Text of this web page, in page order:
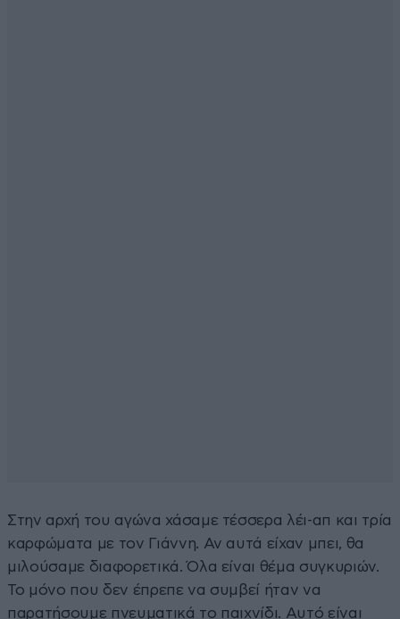
Στην αρχή του αγώνα χάσαμε τέσσερα λέι-απ και τρία
καρφώματα με τον Γιάννη. Αν αυτά είχαν μπει, θα
μιλούσαμε διαφορετικά. Όλα είναι θέμα συγκυριών.
Το μόνο που δεν έπρεπε να συμβεί ήταν να
παρατήσουμε πνευματικά το παιχνίδι. Αυτό είναι